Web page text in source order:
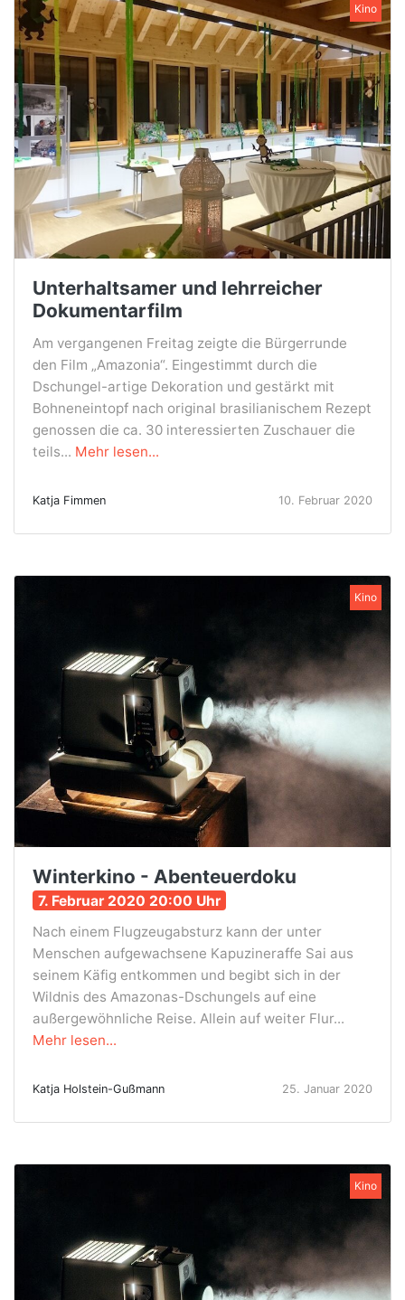
Kino
Unterhaltsamer und lehrreicher
Dokumentarfilm
Am vergangenen Freitag zeigte die Bürgerrunde
den Film „Amazonia“. Eingestimmt durch die
Dschungel-artige Dekoration und gestärkt mit
Bohneneintopf nach original brasilianischem Rezept
genossen die ca. 30 interessierten Zuschauer die
teils... Mehr lesen...
Katja Fimmen 10. Februar 2020
Kino
Winterkino - Abenteuerdoku
7. Februar 2020 20:00 Uhr
Nach einem Flugzeugabsturz kann der unter
Menschen aufgewachsene Kapuzineraffe Sai aus
seinem Käfig entkommen und begibt sich in der
Wildnis des Amazonas-Dschungels auf eine
außergewöhnliche Reise. Allein auf weiter Flur...
Mehr lesen...
Katja Holstein-Gußmann 25. Januar 2020
Kino